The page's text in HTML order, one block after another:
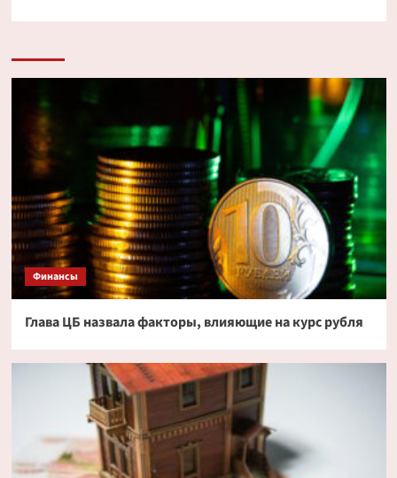
Финансы
Глава ЦБ назвала факторы, влияющие на курс рубля